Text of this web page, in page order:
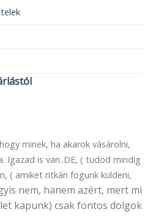
minek, ha akarok vásárolni,
Igazad is van..DE, ( tudod mindig
( amiket ritkán fogunk küldeni,
nem, hanem azért, mert mi
kapunk) csak fontos dolgok